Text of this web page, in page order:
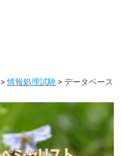
>情報処理試験> データベース